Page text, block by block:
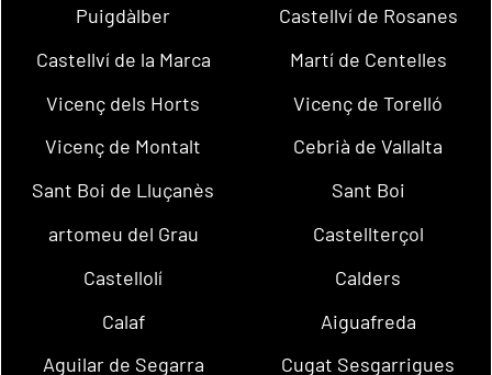
Puigdàlber
Castellví de Rosanes
Castellví de la Marca
Martí de Centelles
Vicenç dels Horts
Vicenç de Torelló
Vicenç de Montalt
Cebrià de Vallalta
Sant Boi de Lluçanès
Sant Boi
artomeu del Grau
Castellterçol
Castellolí
Calders
Calaf
Aiguafreda
Aguilar de Segarra
Cugat Sesgarrigues